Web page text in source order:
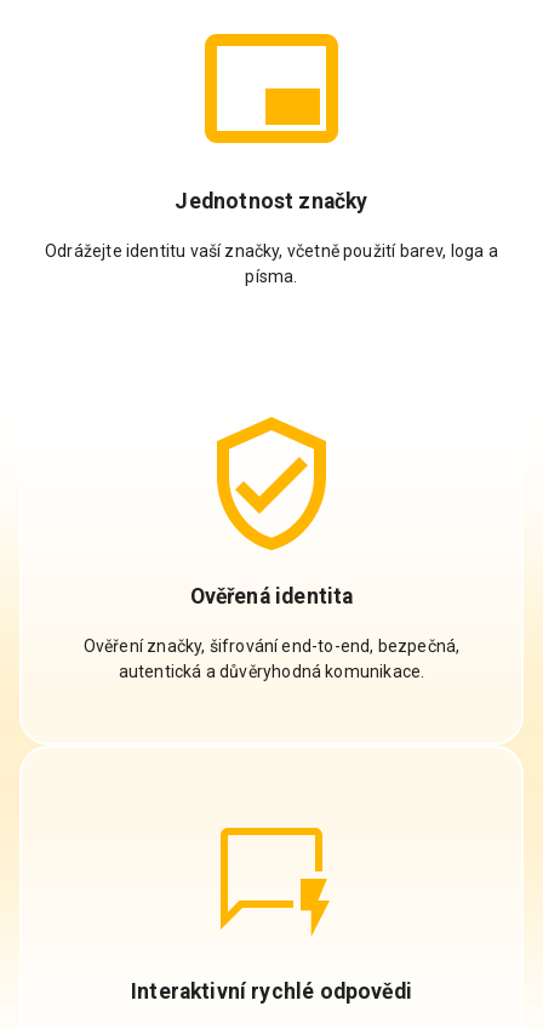
Jednotnost značky
Odrážejte identitu vaší značky, včetně použití barev, loga a
písma.
Ověřená identita
Ověření značky, šifrování end-to-end, bezpečná,
autentická a důvěryhodná komunikace.
Interaktivní rychlé odpovědi